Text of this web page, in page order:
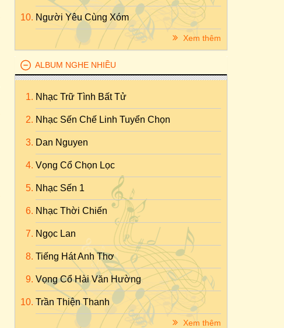
Người Yêu Cùng Xóm
Xem thêm
ALBUM NGHE NHIỀU
Nhạc Trữ Tình Bất Tử
Nhạc Sến Chế Linh Tuyển Chọn
Dan Nguyen
Vọng Cổ Chọn Lọc
Nhạc Sến 1
Nhạc Thời Chiến
Ngọc Lan
Tiếng Hát Anh Thơ
Vọng Cổ Hài Văn Hường
Trần Thiện Thanh
Xem thêm